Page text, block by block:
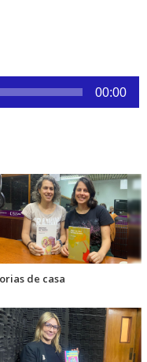
00:00
de casa